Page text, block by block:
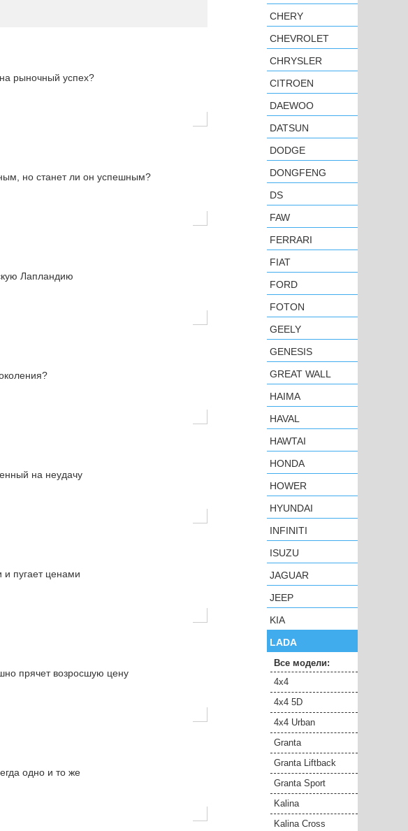
рыночный успех?
но станет ли он успешным?
Лапландию
на неудачу
пугает ценами
прячет возросшую цену
одно и то же
CHERY
CHEVROLET
CHRYSLER
CITROEN
DAEWOO
DATSUN
DODGE
DONGFENG
DS
FAW
FERRARI
FIAT
FORD
FOTON
GEELY
GENESIS
GREAT WALL
HAIMA
HAVAL
HAWTAI
HONDA
HOWER
HYUNDAI
INFINITI
ISUZU
JAGUAR
JEEP
KIA
LADA
Все модели:
4x4
4x4 5D
4x4 Urban
Granta
Granta Liftback
Granta Sport
Kalina
Kalina Cross